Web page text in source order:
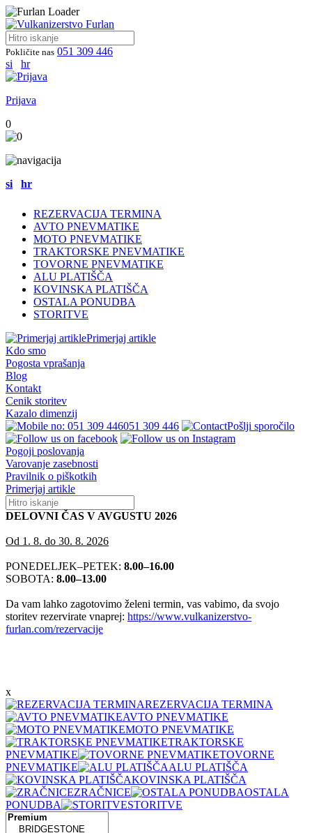
Pokličite nas 051 309 446
si
hr
Prijava
0
si hr
REZERVACIJA TERMINA
AVTO PNEVMATIKE
MOTO PNEVMATIKE
TRAKTORSKE PNEVMATIKE
TOVORNE PNEVMATIKE
ALU PLATIŠČA
KOVINSKA PLATIŠČA
OSTALA PONUDBA
STORITVE
Primerjaj artikle
Kdo smo
Pogosta vprašanja
Blog
Kontakt
Cenik storitev
Kazalo dimenzij
051 309 446
Pošlji sporočilo
Pogoji poslovanja
Varovanje zasebnosti
Pravilnik o piškotkih
Primerjaj artikle
DELOVNI ČAS V AVGUSTU 2026
Od 1. 8. do 30. 8. 2026
PONEDELJEK–PETEK: 8.00–16.00
SOBOTA: 8.00–13.00
Da vam lahko zagotovimo želeni termin, vas vabimo, da svojo
storitev rezervirate vnaprej: https://www.vulkanizerstvo-
furlan.com/rezervacije
x
REZERVACIJA TERMINA
AVTO PNEVMATIKE
MOTO PNEVMATIKE
TRAKTORSKE
PNEVMATIKE
TOVORNE
PNEVMATIKE
ALU PLATIŠČA
KOVINSKA PLATIŠČA
ZRAČNICE
OSTALA
PONUDBA
STORITVE